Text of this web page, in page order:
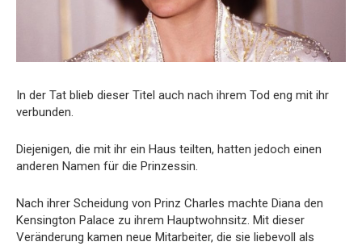
In der Tat blieb dieser Titel auch nach ihrem Tod eng mit ihr
verbunden.
Diejenigen, die mit ihr ein Haus teilten, hatten jedoch einen
anderen Namen für die Prinzessin.
Nach ihrer Scheidung von Prinz Charles machte Diana den
Kensington Palace zu ihrem Hauptwohnsitz. Mit dieser
Veränderung kamen neue Mitarbeiter, die sie liebevoll als